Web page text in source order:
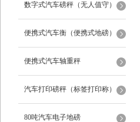
数字式汽车磅秤（无人值守）
便携式汽车衡（便携式地磅）
便携式汽车轴重秤
汽车打印磅秤（标签打印称）
80吨汽车电子地磅